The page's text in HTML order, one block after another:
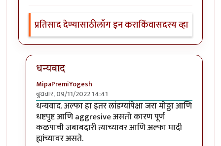
प्रतिसाद देण्यासाठीलॉग इन कराकिंवासदस्य व्हा
धन्यवाद
MipaPremiYogesh
बुधवार, 09/11/2022 14:41
In reply toखुपच रोमांचित घटना व फोटो!byBhakti
धन्यवाद. अल्फा हा इतर लांडग्यांपेक्षा जरा मोठ्ठा आणि
धष्टपुष्ट आणि aggresive असतो कारण पूर्ण
कळपाची जबाबदारी त्याच्यावर आणि अल्फा मादी
ह्यांच्यावर असते.